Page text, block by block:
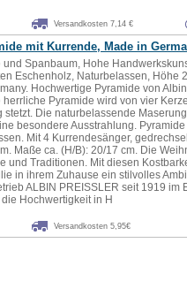
Versandkosten 7,14 €
mit Kurrende, Made in
und Spanbaum, Hohe
Eschenholz, Naturbelassen, Höhe
Hochwertige Pyramide von
Pyramide wird von vier
stetzt. Die naturbelassende
besondere Ausstrahlung.
Mit 4 Kurrendesänger,
Maße ca. (H/B): 20/17 cm. Die
und Traditionen. Mit diesen
in ihrem Zuhause ein stilvolles
ALBIN PREISSLER seit 1919 im
Hochwertigkeit in H
Versandkosten 5,95€